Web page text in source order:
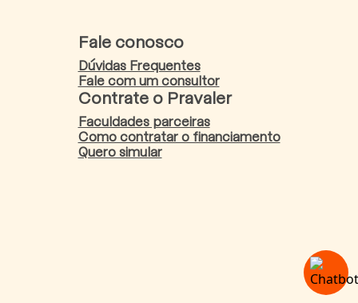
Fale conosco
Dúvidas Frequentes
Fale com um consultor
Contrate o Pravaler
Faculdades parceiras
Como contratar o financiamento
Quero simular